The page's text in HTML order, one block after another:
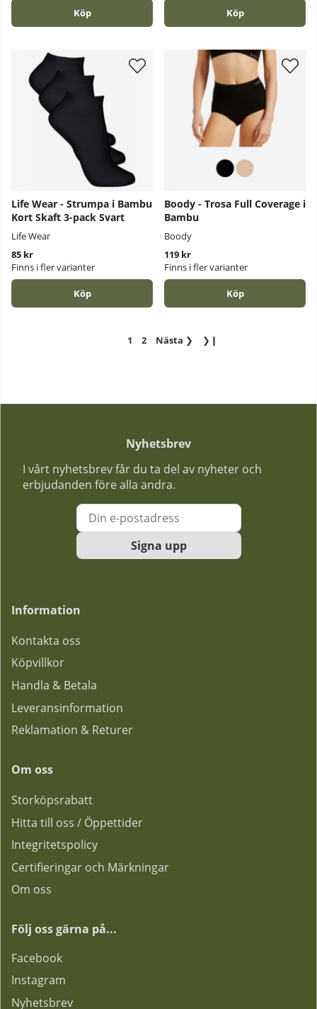
Köp Köp
Life Wear - Strumpa i Bambu
Kort Skaft 3-pack Svart
Life Wear
85 kr
Finns i fler varianter
Köp
Boody - Trosa Full Coverage i
Bambu
Boody
119 kr
Finns i fler varianter
Köp
1 2 Nästa ❯ ❯❙
Nyhetsbrev
I vårt nyhetsbrev får du ta del av nyheter och
erbjudanden före alla andra.
Signa upp
Information
Kontakta oss
Köpvillkor
Handla & Betala
Leveransinformation
Reklamation & Returer
Om oss
Storköpsrabatt
Hitta till oss / Öppettider
Integritetspolicy
Certifieringar och Märkningar
Om oss
Följ oss gärna på...
Facebook
Instagram
Nyhetsbrev